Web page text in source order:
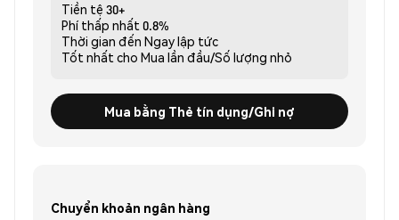
Tiền tệ 30+
Phí thấp nhất 0.8%
Thời gian đến Ngay lập tức
Tốt nhất cho Mua lần đầu/Số lượng nhỏ
Mua bằng Thẻ tín dụng/Ghi nợ
Chuyển khoản ngân hàng